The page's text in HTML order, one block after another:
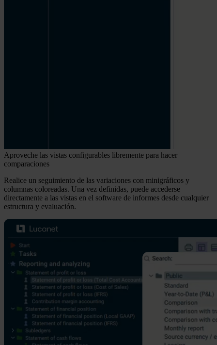
Aproveche las vistas configurables libremente para hacer
comparaciones
Realice un seguimiento de las variaciones con minigráficos y
columnas coloreadas. Una vez definidas, puede accederse
directamente a las vistas en el software de informes desde cualquier
estructura y evaluación.